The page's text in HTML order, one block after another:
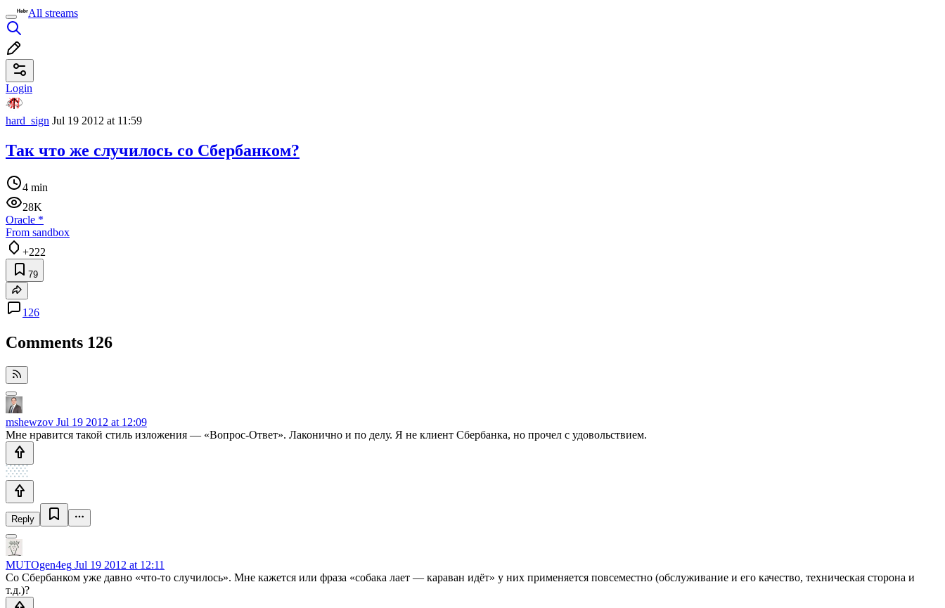
All streams
Login
hard_sign Jul 19 2012 at 11:59
Так что же случилось со Сбербанком?
4 min
28K
Oracle *
From sandbox
+222
79
126
Comments 126
mshewzov Jul 19 2012 at 12:09
Мне нравится такой стиль изложения — «Вопрос-Ответ». Лаконично и по делу. Я не клиент Сбербанка, но прочел с удовольствием.
Reply
MUTOgen4eg Jul 19 2012 at 12:11
Со Сбербанком уже давно «что-то случилось». Мне кажется или фраза «собака лает — караван идёт» у них применяется повсеместно (обслуживание и его качество, техническая сторона и
т.д.)?